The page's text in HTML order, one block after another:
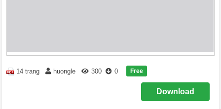
14 trang huongle 300 0 Free
Download